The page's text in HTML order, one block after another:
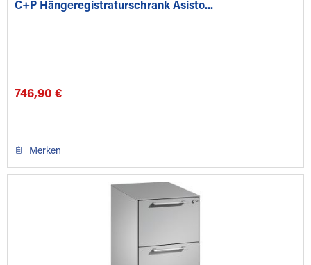
C+P Hängeregistraturschrank Asisto...
746,90 €
Merken